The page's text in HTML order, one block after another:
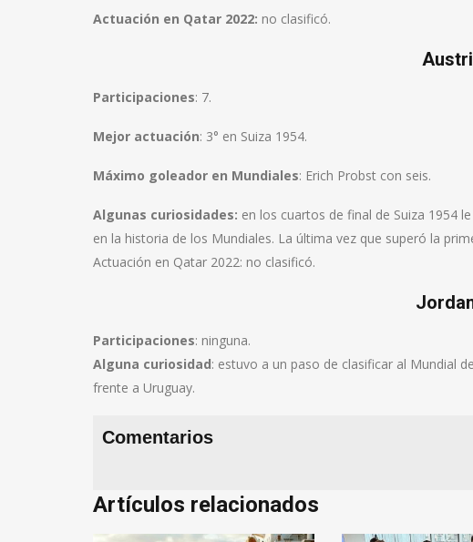
Actuación en Qatar 2022: no clasificó.
Participaciones: 7.
Mejor actuación: 3° en Suiza 1954.
Máximo goleador en Mundiales: Erich Probst con seis.
Algunas curiosidades: en los cuartos de final de Suiza 1954
en la historia de los Mundiales. La última vez que superó la
Actuación en Qatar 2022: no clasificó.
Participaciones: ninguna.
Alguna curiosidad: estuvo a un paso de clasificar al Mundial
frente a Uruguay.
Comentarios
Artículos relacionados